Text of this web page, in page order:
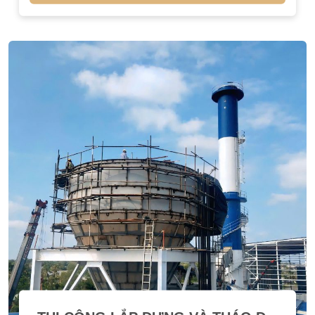
Thương mại Xây dựng Dịch vụ Andes tự hào